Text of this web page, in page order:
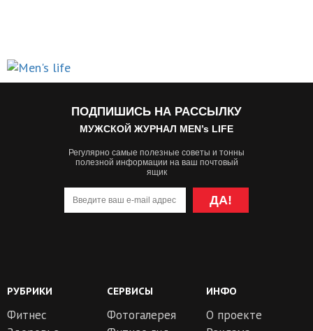
ПОДПИШИСЬ НА РАССЫЛКУ
МУЖСКОЙ ЖУРНАЛ MEN’s LIFE
Регулярно самые полезные советы и тонны
полезной информации на ваш почтовый
ящик
ДА!
РУБРИКИ
Фитнес
СЕРВИСЫ
Фотогалерея
ИНФО
О проекте